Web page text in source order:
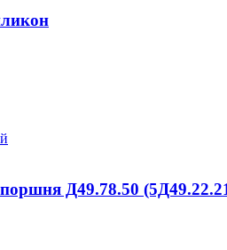
Д49.78.50